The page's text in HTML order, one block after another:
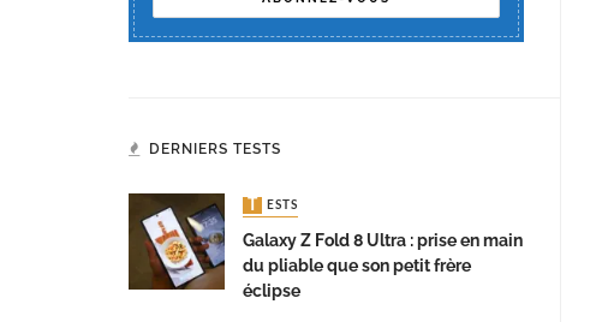
DERNIERS TESTS
TESTS
Galaxy Z Fold 8 Ultra : prise en main
du pliable que son petit frère
éclipse